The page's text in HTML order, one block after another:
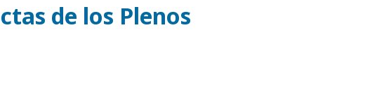
de los Plenos